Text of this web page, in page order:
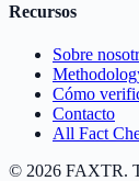
Recursos
Sobre
Cómo
Contacto
All Fact
© 2026 FAXTR.